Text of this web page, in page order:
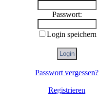
Passwort:
Login speichern
Passwort vergessen?
Registrieren